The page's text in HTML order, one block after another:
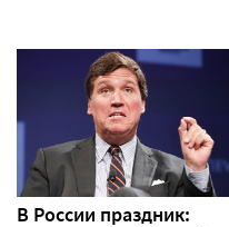
В России праздник: